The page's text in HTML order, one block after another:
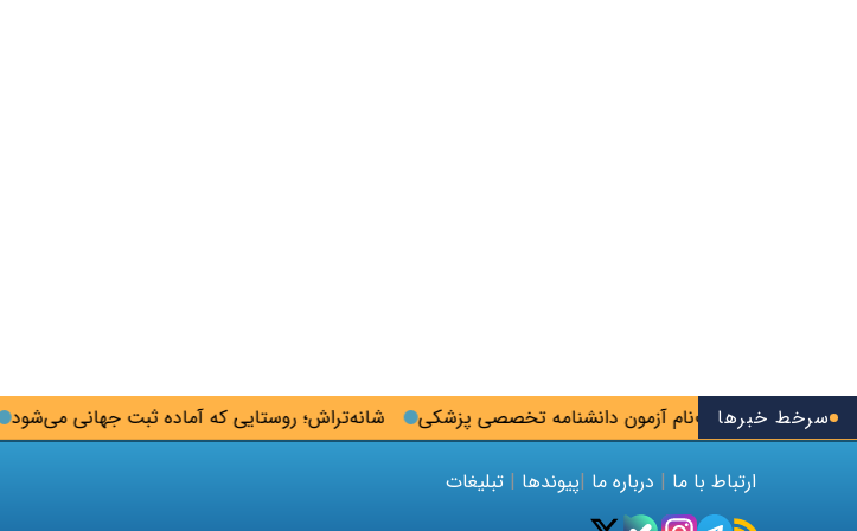
سرخط خبرها شانه‌تراش؛ روستایی که آماده ثبت جهانی می‌شود آخرین فرصت ثبت‌نام آزمون دانشنامه تخصصی پزشکی
ارتباط با ما | درباره ما |پیوندها | تبلیغات